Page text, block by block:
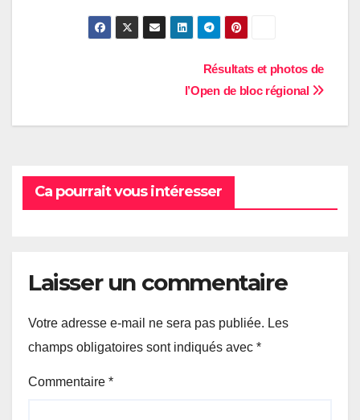
Résultats et photos de
l’Open de bloc régional
Ca pourrait vous intéresser
Laisser un commentaire
Votre adresse e-mail ne sera pas publiée. Les
champs obligatoires sont indiqués avec *
Commentaire *